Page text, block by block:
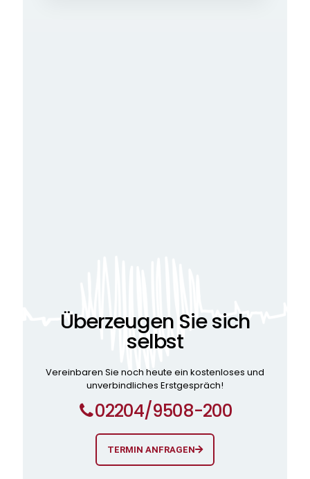
Überzeugen Sie sich
selbst
Vereinbaren Sie noch heute ein kostenloses und
unverbindliches Erstgespräch!
02204/9508-200
TERMIN ANFRAGEN